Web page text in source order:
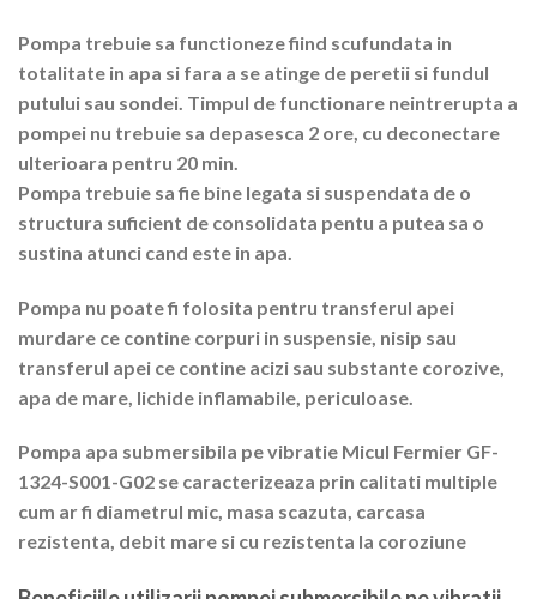
Pompa trebuie sa functioneze fiind scufundata in
totalitate in apa si fara a se atinge de peretii si fundul
putului sau sondei. Timpul de functionare neintrerupta a
pompei nu trebuie sa depasesca 2 ore, cu deconectare
ulterioara pentru 20 min.
Pompa trebuie sa fie bine legata si suspendata de o
structura suficient de consolidata pentu a putea sa o
sustina atunci cand este in apa.
Pompa nu poate fi folosita pentru transferul apei
murdare ce contine corpuri in suspensie, nisip sau
transferul apei ce contine acizi sau substante corozive,
apa de mare, lichide inflamabile, periculoase.
Pompa apa submersibila pe vibratie Micul Fermier GF-
1324-S001-G02 se caracterizeaza prin calitati multiple
cum ar fi diametrul mic, masa scazuta, carcasa
rezistenta, debit mare si cu rezistenta la coroziune